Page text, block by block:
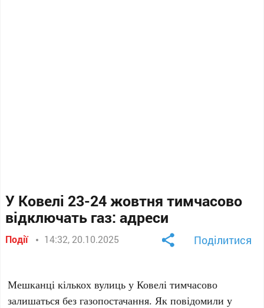
У Ковелі 23-24 жовтня тимчасово
відключать газ: адреси
Події 14:32, 20.10.2025 Поділитися
Мешканці кількох вулиць у Ковелі тимчасово
залишаться без газопостачання. Як повідомили у